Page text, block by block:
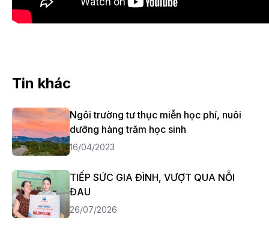
Tin khác
Ngôi trường tư thục miễn học phí, nuôi
dưỡng hàng trăm học sinh
16/04/2023
TIẾP SỨC GIA ĐÌNH, VƯỢT QUA NỖI
ĐAU
26/07/2026